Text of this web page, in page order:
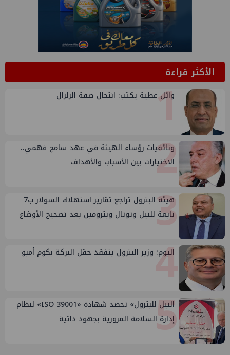
الأكثر قراءة1
وائل عطية يكتب: انتحال صفة الزلزال
2
وثائقيات رؤساء الهيئة في عهد سامح فهمي..
الاختيارات بين الأسباب والأهداف
3
هيئة البترول تراجع تقارير استهلاك السولار ب7
تابعة للنيل وتوتال وبترومين بعد تصحيح الأوضاع
4
اليوم: وزير البترول يتفقد حقل البركة بكوم أمبو
5
النيل للبترول» تحصد شهادة «ISO 39001» لنظام
إدارة السلامة المرورية بجهود ذاتية